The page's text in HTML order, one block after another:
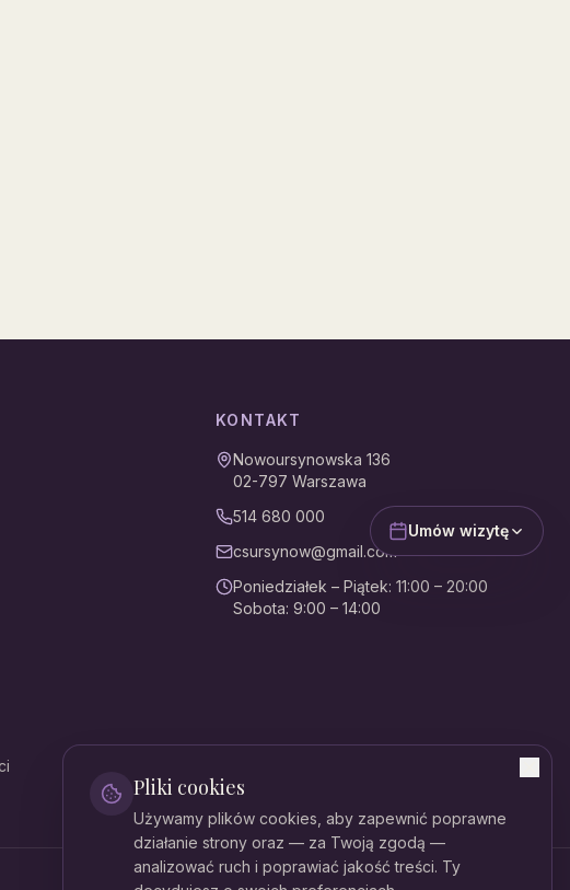
KONTAKT
Nowoursynowska 136
02-797 Warszawa
514 680 000
csursynow@gmail.com
Poniedziałek – Piątek: 11:00 – 20:00
Sobota: 9:00 – 14:00
Pliki cookies
Używamy plików cookies, aby zapewnić poprawne
działanie strony oraz — za Twoją zgodą —
analizować ruch i poprawiać jakość treści. Ty
Umów wizytę